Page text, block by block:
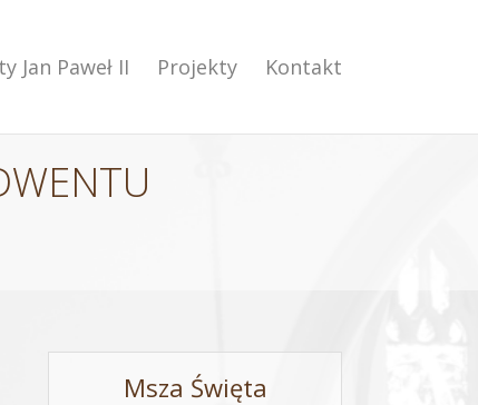
Jan Paweł II Projekty Kontakt
Msza Święta